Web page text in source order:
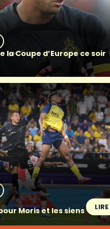
la Coupe d’Europe ce soir
Moris et les siens
LIRE